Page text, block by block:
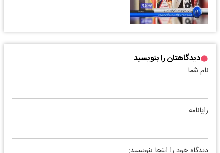
دیدگاهتان را بنویسید
نام شما
رایانامه
دیدگاه خود را اینجا بنویسید: